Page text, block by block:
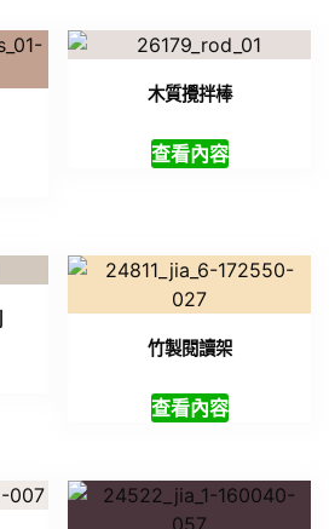
目
木質攪拌棒
查看內容
竹製閱讀架
查看內容